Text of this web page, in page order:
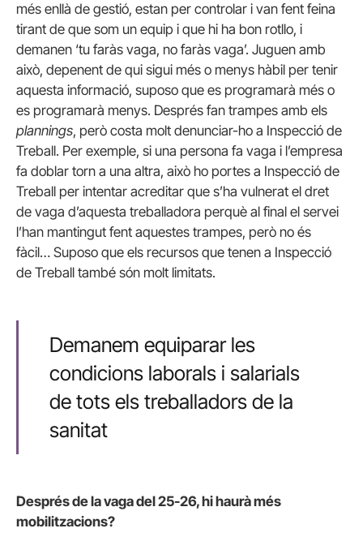
més enllà de gestió, estan per controlar i van fent feina
tirant de que som un equip i que hi ha bon rotllo, i
demanen ‘tu faràs vaga, no faràs vaga’. Juguen amb
això, depenent de qui sigui més o menys hàbil per tenir
aquesta informació, suposo que es programarà més o
es programarà menys. Després fan trampes amb els
plannings, però costa molt denunciar-ho a Inspecció de
Treball. Per exemple, si una persona fa vaga i l’empresa
fa doblar torn a una altra, això ho portes a Inspecció de
Treball per intentar acreditar que s’ha vulnerat el dret
de vaga d’aquesta treballadora perquè al final el servei
l’han mantingut fent aquestes trampes, però no és
fàcil… Suposo que els recursos que tenen a Inspecció
de Treball també són molt limitats.
Demanem equiparar les
condicions laborals i salarials
de tots els treballadors de la
sanitat
Després de la vaga del 25-26, hi haurà més
mobilitzacions?